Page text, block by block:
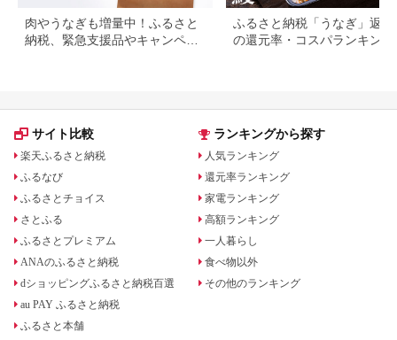
肉やうなぎも増量中！ふるさと
納税、緊急支援品やキャンペー
ふるさと納税「うなぎ」返礼
の還元率・コスパランキング
サイト比較
楽天ふるさと納税
ふるなび
ふるさとチョイス
さとふる
ふるさとプレミアム
ANAのふるさと納税
dショッピングふるさと納税百選
au PAY ふるさと納税
ふるさと本舗
ランキングから探す
人気ランキング
還元率ランキング
家電ランキング
高額ランキング
一人暮らし
食べ物以外
その他のランキング